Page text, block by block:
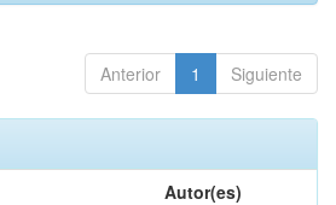
Anterior 1 Siguiente
Autor(es)